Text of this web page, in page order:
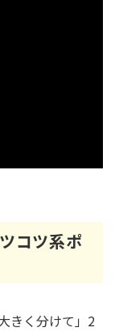
コツ系ポ
きく分けて」2